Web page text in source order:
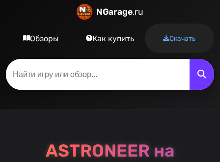
NGarage.ru
Обзоры Как купить Скачать
ASTRONEER на